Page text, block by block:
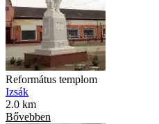
Református templom
Izsák
2.0 km
Bővebben